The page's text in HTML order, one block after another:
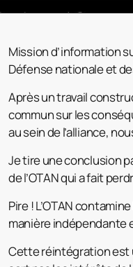
Mission d’information
Défense nationale et
Après un travail
commun sur les
au sein de l’alliance,
Je tire une conclusion
de l’OTAN qui a fait
Pire ! L’OTAN
manière indépendante
Cette réintégration est